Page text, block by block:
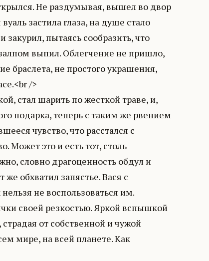
Не раздумывая, вышел во двор
застила глаза, на душе стало
пытаясь сообразить, что
выпил. Облегчение не пришло,
браслета, не простого украшения,
/>
стал шарить по жесткой траве, и,
подарка, теперь с таким же рвением
чувство, что расстался с
Может это и есть тот, столь
словно драгоценность обдул и
обхватил запястье. Вася с
не воспользоваться им.
своей резкостью. Яркой вспышкой
от собственной и чужой
мире, на всей планете. Как